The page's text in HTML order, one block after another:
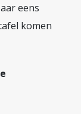
eens
komen